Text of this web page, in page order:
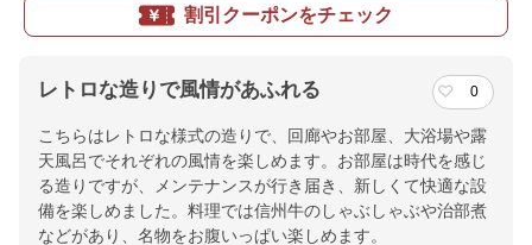
割引クーポンをチェック
レトロな造りで風情があふれる 0
こちらはレトロな様式の造りで、回廊やお部屋、大浴場や露
天風呂でそれぞれの風情を楽しめます。お部屋は時代を感じ
る造りですが、メンテナンスが行き届き、新しくて快適な設
備を楽しめました。料理では信州牛のしゃぶしゃぶや治部煮
などがあり、名物をお腹いっぱい楽しめます。